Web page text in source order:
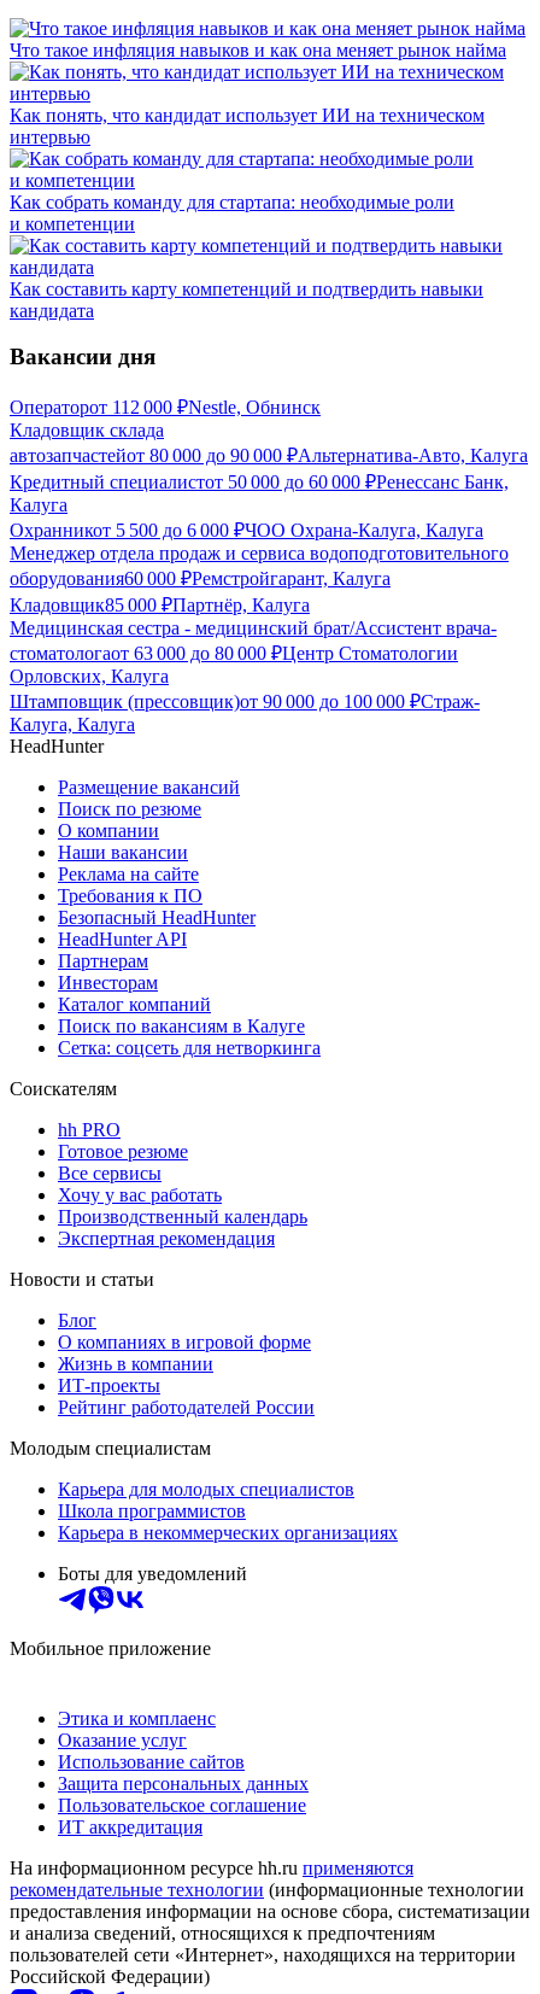
Что такое инфляция навыков и как она меняет рынок найма
Как понять, что кандидат использует ИИ на техническом
интервью
Как собрать команду для стартапа: необходимые роли
и компетенции
Как составить карту компетенций и подтвердить навыки
кандидата
Вакансии дня
Операторот 112 000 ₽Nestle, Обнинск
Кладовщик склада
автозапчастейот 80 000 до 90 000 ₽Альтернатива-Авто, Калуга
Кредитный специалистот 50 000 до 60 000 ₽Ренессанс Банк,
Калуга
Охранникот 5 500 до 6 000 ₽ЧОО Охрана-Калуга, Калуга
Менеджер отдела продаж и сервиса водоподготовительного
оборудования60 000 ₽Ремстройгарант, Калуга
Кладовщик85 000 ₽Партнёр, Калуга
Медицинская сестра - медицинский брат/Ассистент врача-
стоматологаот 63 000 до 80 000 ₽Центр Стоматологии
Орловских, Калуга
Штамповщик (прессовщик)от 90 000 до 100 000 ₽Страж-
Калуга, Калуга
HeadHunter
Размещение вакансий
Поиск по резюме
О компании
Наши вакансии
Реклама на сайте
Требования к ПО
Безопасный HeadHunter
HeadHunter API
Партнерам
Инвесторам
Каталог компаний
Поиск по вакансиям в Калуге
Сетка: соцсеть для нетворкинга
Соискателям
hh PRO
Готовое резюме
Все сервисы
Хочу у вас работать
Производственный календарь
Экспертная рекомендация
Новости и статьи
Блог
О компаниях в игровой форме
Жизнь в компании
ИТ-проекты
Рейтинг работодателей России
Молодым специалистам
Карьера для молодых специалистов
Школа программистов
Карьера в некоммерческих организациях
Боты для уведомлений
Мобильное приложение
Этика и комплаенс
Оказание услуг
Использование сайтов
Защита персональных данных
Пользовательское соглашение
ИТ аккредитация
На информационном ресурсе hh.ru применяются
рекомендательные технологии (информационные технологии
предоставления информации на основе сбора, систематизации
и анализа сведений, относящихся к предпочтениям
пользователей сети «Интернет», находящихся на территории
Российской Федерации)